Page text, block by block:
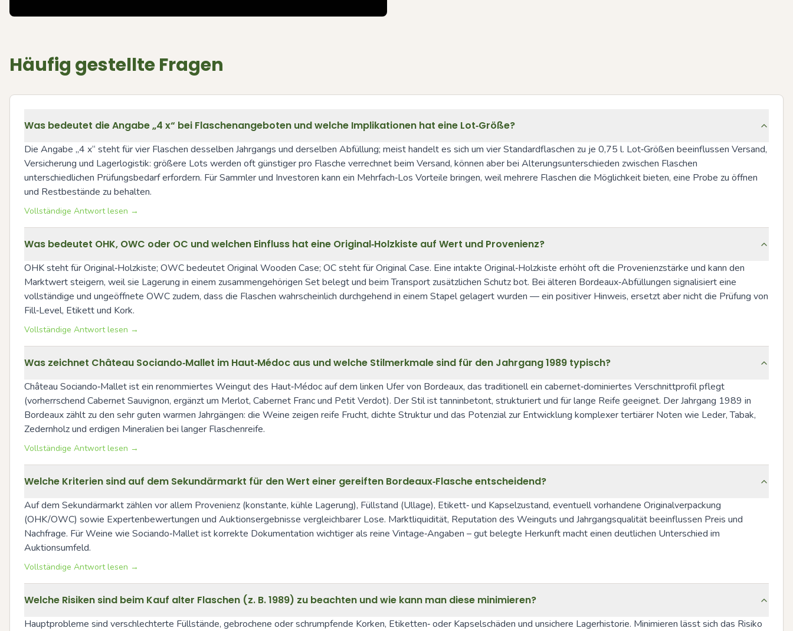
Häufig gestellte Fragen
Was bedeutet die Angabe „4 x“ bei Flaschenangeboten und welche Implikationen hat eine Lot‑Größe?
Die Angabe „4 x“ steht für vier Flaschen desselben Jahrgangs und derselben Abfüllung; meist handelt es sich um vier Standardflaschen zu je 0,75 l. Lot‑Größen beeinflussen Versand,
Versicherung und Lagerlogistik: größere Lots werden oft günstiger pro Flasche verrechnet beim Versand, können aber bei Alterungsunterschieden zwischen Flaschen
unterschiedlichen Prüfungsbedarf erfordern. Für Sammler und Investoren kann ein Mehrfach‑Los Vorteile bringen, weil mehrere Flaschen die Möglichkeit bieten, eine Probe zu öffnen
und Restbestände zu behalten.
Vollständige Antwort lesen →
Was bedeutet OHK, OWC oder OC und welchen Einfluss hat eine Original‑Holzkiste auf Wert und Provenienz?
OHK steht für Original‑Holzkiste; OWC bedeutet Original Wooden Case; OC steht für Original Case. Eine intakte Original‑Holzkiste erhöht oft die Provenienzstärke und kann den
Marktwert steigern, weil sie Lagerung in einem zusammengehörigen Set belegt und beim Transport zusätzlichen Schutz bot. Bei älteren Bordeaux‑Abfüllungen signalisiert eine
vollständige und ungeöffnete OWC zudem, dass die Flaschen wahrscheinlich durchgehend in einem Stapel gelagert wurden — ein positiver Hinweis, ersetzt aber nicht die Prüfung von
Fill‑Level, Etikett und Kork.
Vollständige Antwort lesen →
Was zeichnet Château Sociando‑Mallet im Haut‑Médoc aus und welche Stilmerkmale sind für den Jahrgang 1989 typisch?
Château Sociando‑Mallet ist ein renommiertes Weingut des Haut‑Médoc auf dem linken Ufer von Bordeaux, das traditionell ein cabernet‑dominiertes Verschnittprofil pflegt
(vorherrschend Cabernet Sauvignon, ergänzt um Merlot, Cabernet Franc und Petit Verdot). Der Stil ist tanninbetont, strukturiert und für lange Reife geeignet. Der Jahrgang 1989 in
Bordeaux zählt zu den sehr guten warmen Jahrgängen: die Weine zeigen reife Frucht, dichte Struktur und das Potenzial zur Entwicklung komplexer tertiärer Noten wie Leder, Tabak,
Zedernholz und erdigen Mineralien bei langer Flaschenreife.
Vollständige Antwort lesen →
Welche Kriterien sind auf dem Sekundärmarkt für den Wert einer gereiften Bordeaux‑Flasche entscheidend?
Auf dem Sekundärmarkt zählen vor allem Provenienz (konstante, kühle Lagerung), Füllstand (Ullage), Etikett‑ und Kapselzustand, eventuell vorhandene Originalverpackung
(OHK/OWC) sowie Expertenbewertungen und Auktionsergebnisse vergleichbarer Lose. Marktliquidität, Reputation des Weinguts und Jahrgangsqualität beeinflussen Preis und
Nachfrage. Für Weine wie Sociando‑Mallet ist korrekte Dokumentation wichtiger als reine Vintage‑Angaben – gut belegte Herkunft macht einen deutlichen Unterschied im
Auktionsumfeld.
Vollständige Antwort lesen →
Welche Risiken sind beim Kauf alter Flaschen (z. B. 1989) zu beachten und wie kann man diese minimieren?
Hauptprobleme sind verschlechterte Füllstände, gebrochene oder schrumpfende Korken, Etiketten‑ oder Kapselschäden und unsichere Lagerhistorie. Minimieren lässt sich das Risiko